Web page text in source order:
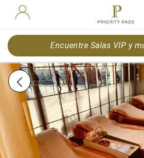
Encuentre Salas VIP y